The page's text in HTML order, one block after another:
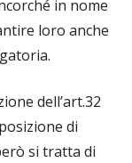
in nome
loro anche
dell’art.32
di
si tratta di